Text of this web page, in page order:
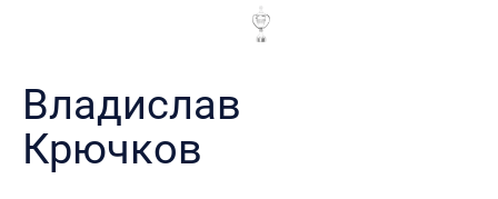
Владислав
Крючков